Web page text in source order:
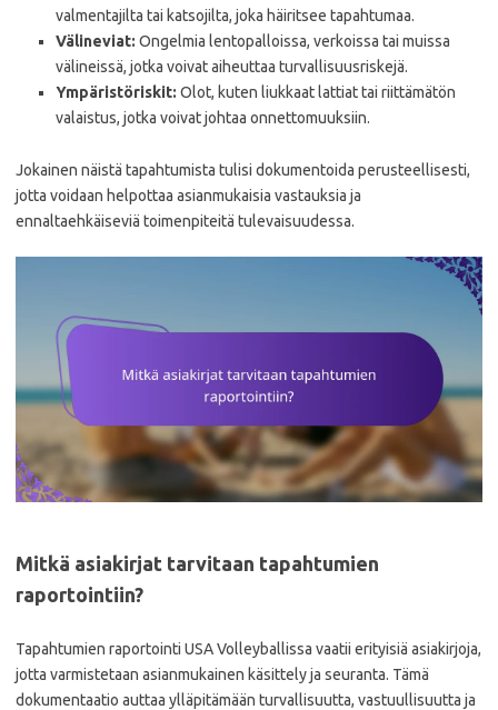
valmentajilta tai katsojilta, joka häiritsee tapahtumaa.
Välineviat: Ongelmia lentopalloissa, verkoissa tai muissa
välineissä, jotka voivat aiheuttaa turvallisuusriskejä.
Ympäristöriskit: Olot, kuten liukkaat lattiat tai riittämätön
valaistus, jotka voivat johtaa onnettomuuksiin.
Jokainen näistä tapahtumista tulisi dokumentoida perusteellisesti,
jotta voidaan helpottaa asianmukaisia vastauksia ja
ennaltaehkäiseviä toimenpiteitä tulevaisuudessa.
Mitkä asiakirjat tarvitaan tapahtumien
raportointiin?
Tapahtumien raportointi USA Volleyballissa vaatii erityisiä asiakirjoja,
jotta varmistetaan asianmukainen käsittely ja seuranta. Tämä
dokumentaatio auttaa ylläpitämään turvallisuutta, vastuullisuutta ja